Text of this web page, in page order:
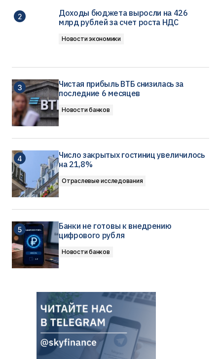
Доходы бюджета выросли на 426
млрд рублей за счет роста НДС
Новости экономики
Чистая прибыль ВТБ снизилась за
последние 6 месяцев
Новости банков
Число закрытых гостиниц увеличилось
на 21,8%
Отраслевые исследования
Банки не готовы к внедрению
цифрового рубля
Новости банков